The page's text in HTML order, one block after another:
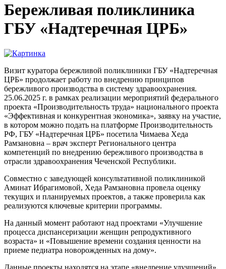
Бережливая поликлиника
ГБУ «Надтеречная ЦРБ»
Визит куратора бережливой поликлиники ГБУ «Надтеречная
ЦРБ» продолжает работу по внедрению принципов
бережливого производства в систему здравоохранения.
25.06.2025 г. в рамках реализации мероприятий федерального
проекта «Производительность труда» национального проекта
«Эффективная и конкурентная экономика», заявку на участие,
в котором можно подать на платформе Производительность
РФ, ГБУ «Надтеречная ЦРБ» посетила Чимаева Хеда
Рамзановна – врач эксперт Регионального центра
компетенций по внедрению бережливого производства в
отрасли здравоохранения Чеченской Республики.
Совместно с заведующей консультативной поликлиникой
Аминат Ибрагимовой, Хеда Рамзановна провела оценку
текущих и планируемых проектов, а также проверила как
реализуются ключевые критерии программы.
На данный момент работают над проектами «Улучшение
процесса диспансеризации женщин репродуктивного
возраста» и «Повышение времени создания ценности на
приеме педиатра новорожденных на дому».
Данные проекты находятся на этапе «внедрение улучшений».